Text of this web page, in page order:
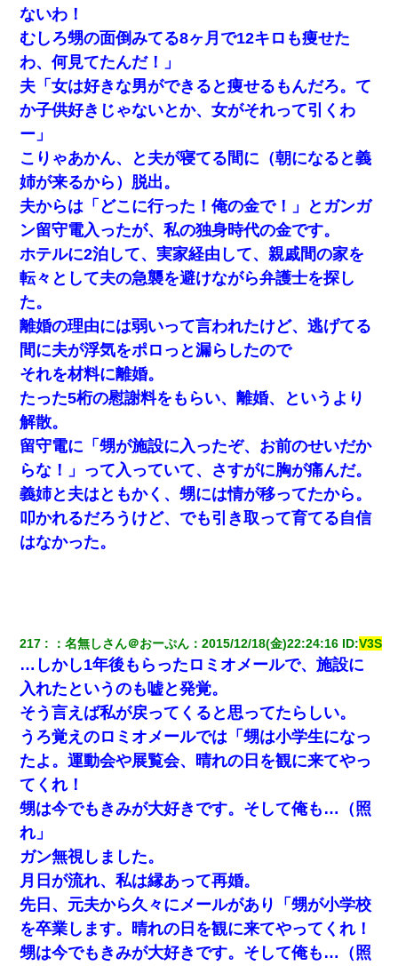
スマホを与えられて、中学卒業する頃にはすっかり女叩きに洗脳
された弟が、大学進学のために一人暮らししたいと言い出した。
隣の部屋の住民の母親、オートロックを突破してマンションに入
り込んできたみたいで、ずっとドアの前で喚いてて滅茶苦茶うる
さかった。
義兄嫁「娘が大学に入ったら下宿させて」私「しつこい、学校斡
旋のアパートに行け」→ 旦那が義兄に通報したら「志望校を変え
ろ！」とキレて・・・
さっき嫁から、「愛しています」ってメールが届いた。俺も「愛
してます」って送ったら
とっさに女児を捕まえたら変質者扱いされた。母親「あっち行っ
てよ！気持ち悪い！（ｼｯｼｯ」→ 後日、俺を見つけた母親がすっ飛
んできて・・・
旦那が長男のDNA鑑定をしたら血縁関係0%だった。旦那「やっぱ
りウワキしてたんだな…」長男「俺は誰の子供なの？」長女・次
男「ウワキ女！」
何年か前に妹は離婚している。当時生まれた姪が義弟の子じゃな
かったため妹有責での離婚になり…
彼にプロポーズされたんだけど、実は資産家だと知って婚約破棄
した。B子「A男くんと別れたって本当？私が付き合ってもい
い？」
彼氏家「うちは墨入れるのが伝統だから。お前も彫れ」 → 結果…
妻「ずっと好きだった人と一緒になりたいから、わかれてくださ
い」→離婚後、娘と実家で生活してると…
彼女(美人女医)にネックレスをプレゼント。「こんな安物を渡すく
らいなら、渡さないほうがマシだからね」→ ６０万したと話した
ら・・・
【戦争】不妊の俺嫁に弟嫁が2日間4歳児を託児 俺嫁はそこまで気
にしてなかったが、あまりにも子供が俺嫁に懐くので最後らへん
顔引きつってた → そして弟嫁が迎えに来た翌日…
出張中の旦那から『フリンしやがって、このクズ』と電話が。私
「本当に家まで来たの？証拠は？」旦那「俺の言葉が信じられな
いのか！」→ 離婚後
友人「酒の勢いで女先輩をホテルに連れ込んだｗｗｗｗｗ」俺
「…」
ないわ！
むしろ甥の面倒みてる8ヶ月で12キロも痩せた
わ、何見てたんだ！」
夫「女は好きな男ができると痩せるもんだろ。て
か子供好きじゃないとか、女がそれって引くわ
ー」
こりゃあかん、と夫が寝てる間に（朝になると義
姉が来るから）脱出。
夫からは「どこに行った！俺の金で！」とガンガ
ン留守電入ったが、私の独身時代の金です。
ホテルに2泊して、実家経由して、親戚間の家を
転々として夫の急襲を避けながら弁護士を探し
た。
離婚の理由には弱いって言われたけど、逃げてる
間に夫が浮気をポロっと漏らしたので
それを材料に離婚。
たった5桁の慰謝料をもらい、離婚、というより
解散。
留守電に「甥が施設に入ったぞ、お前のせいだか
らな！」って入っていて、さすがに胸が痛んだ。
義姉と夫はともかく、甥には情が移ってたから。
叩かれるだろうけど、でも引き取って育てる自信
はなかった。
217 ：名無しさん＠おーぷん ：2015/12/18(金)22:24:16 ID:V3S
…しかし1年後もらったロミオメールで、施設に
入れたというのも嘘と発覚。
そう言えば私が戻ってくると思ってたらしい。
うろ覚えのロミオメールでは「甥は小学生になっ
たよ。運動会や展覧会、晴れの日を観に来てやっ
てくれ！
甥は今でもきみが大好きです。そして俺も…（照
れ」
ガン無視しました。
月日が流れ、私は縁あって再婚。
先日、元夫から久々にメールがあり「甥が小学校
を卒業します。晴れの日を観に来てやってくれ！
甥は今でもきみが大好きです。そして俺も…（照